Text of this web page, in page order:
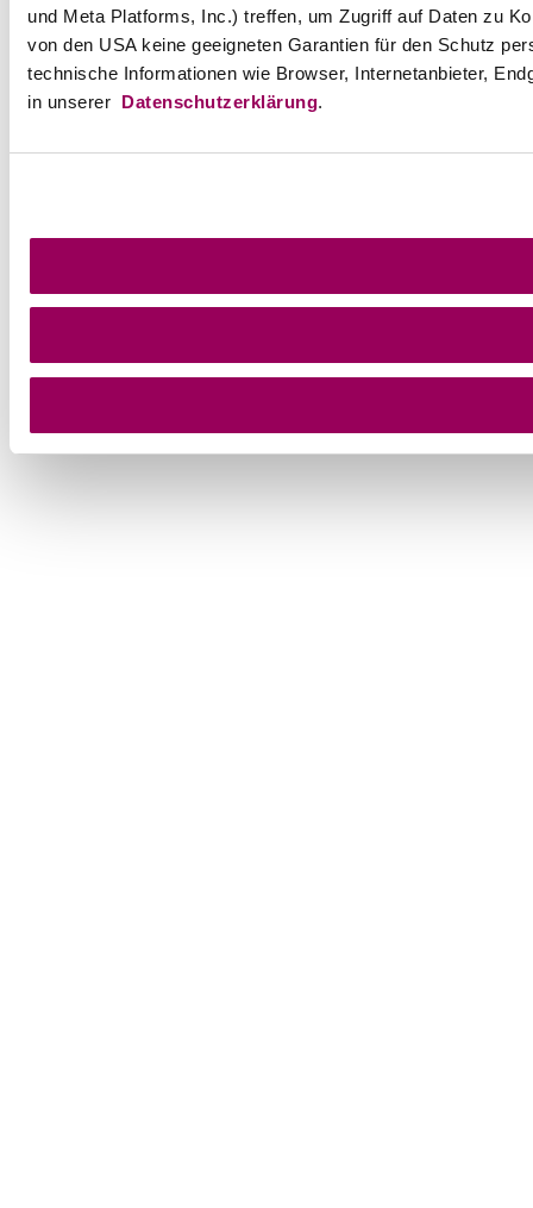
und Meta Platforms, Inc.) treffen, um Zugriff auf Daten zu
von den USA keine geeigneten Garantien für den Schutz
technische Informationen wie Browser, Internetanbieter,
in unserer Datenschutzerklärung.